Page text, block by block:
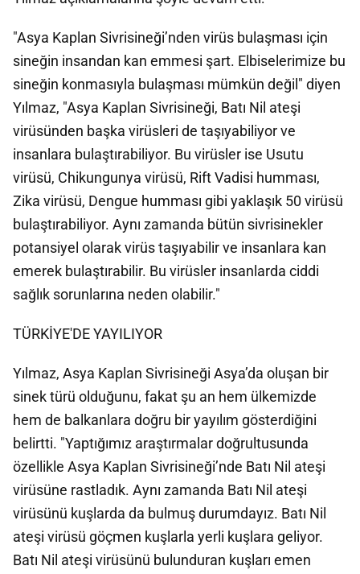
"Asya Kaplan Sivrisineği’nden virüs bulaşması için
sineğin insandan kan emmesi şart. Elbiselerimize bu
sineğin konmasıyla bulaşması mümkün değil" diyen
Yılmaz, "Asya Kaplan Sivrisineği, Batı Nil ateşi
virüsünden başka virüsleri de taşıyabiliyor ve
insanlara bulaştırabiliyor. Bu virüsler ise Usutu
virüsü, Chikungunya virüsü, Rift Vadisi humması,
Zika virüsü, Dengue humması gibi yaklaşık 50 virüsü
bulaştırabiliyor. Aynı zamanda bütün sivrisinekler
potansiyel olarak virüs taşıyabilir ve insanlara kan
emerek bulaştırabilir. Bu virüsler insanlarda ciddi
sağlık sorunlarına neden olabilir."
TÜRKİYE'DE YAYILIYOR
Yılmaz, Asya Kaplan Sivrisineği Asya’da oluşan bir
sinek türü olduğunu, fakat şu an hem ülkemizde
hem de balkanlara doğru bir yayılım gösterdiğini
belirtti. "Yaptığımız araştırmalar doğrultusunda
özellikle Asya Kaplan Sivrisineği’nde Batı Nil ateşi
virüsüne rastladık. Aynı zamanda Batı Nil ateşi
virüsünü kuşlarda da bulmuş durumdayız. Batı Nil
ateşi virüsü göçmen kuşlarla yerli kuşlara geliyor.
Batı Nil ateşi virüsünü bulunduran kuşları emen